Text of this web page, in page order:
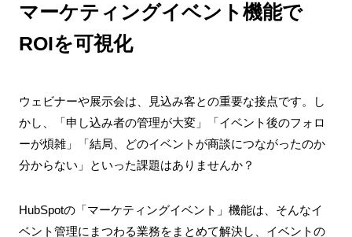
マーケティングイベント機能で
ROIを可視化
ウェビナーや展示会は、見込み客との重要な接点です。し
かし、「申し込み者の管理が大変」「イベント後のフォロ
ーが煩雑」「結局、どのイベントが商談につながったのか
分からない」といった課題はありませんか？
HubSpotの「マーケティングイベント」機能は、そんなイ
ベント管理にまつわる業務をまとめて解決し、イベントの